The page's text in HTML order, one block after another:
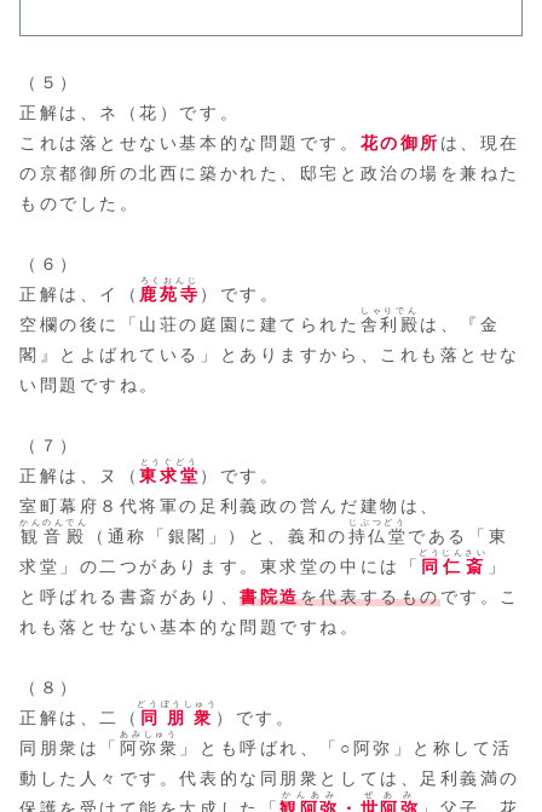
（５）
正解は、ネ（花）です。
これは落とせない基本的な問題です。 花の御所 は、現在
の京都御所の北西に築かれた、邸宅と政治の場を兼ねた
ものでした。
（６）
正解は、イ（ 鹿苑寺
ろくおんじ
）です。
空欄の後に「山荘の庭園に建てられた 舎利殿
しゃりでん
は、『金
閣』とよばれている」とありますから、これも落とせな
い問題ですね。
（７）
正解は、ヌ（東求堂
とうぐどう
）です。
室町幕府８代将軍の足利義政の営んだ建物は、
観音殿
かんのんでん
（通称「銀閣」）と、義和の持仏堂
じぶつどう
である「東
求堂」の二つがあります。東求堂の中には「 同仁斎
どうじんさい
」
と呼ばれる書斎があり、書院造を代表するものです。こ
れも落とせない基本的な問題ですね。
（８）
正解は、二（ 同朋衆
どうぼうしゅう
）です。
同朋衆は「 阿弥衆
あみしゅう
」とも呼ばれ、「○阿弥」と称して活
動した人々です。代表的な同朋衆としては、足利義満の
保護を受けて能を大成した「観阿弥
かんあみ
・ 世阿弥
ぜあみ
」父子、花